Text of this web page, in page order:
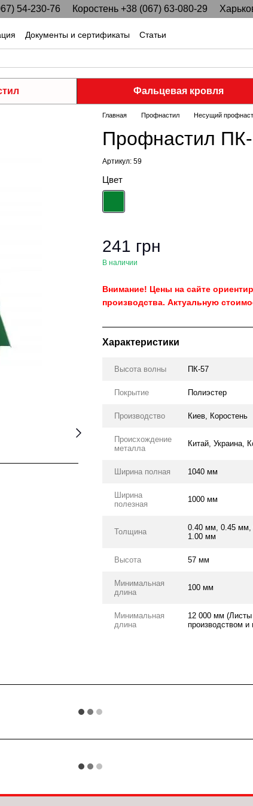
54-230-76 Коростень +38 (067) 63-080-29
Документы и сертификаты Статьи
Фальцевая кровля
Главная Профнастил Несущий
Профнастил
Артикул: 59
Цвет
241 грн
В наличии
Внимание! Цены на сайте
производства. Актуальную
Характеристики
Высота волны ПК-57
Покрытие Полиэстер
Производство Киев, Коростень
Происхождение
металла
Китай, Украина,
Ширина полная 1040 мм
Ширина
полезная
1000 мм
Толщина
0.40 мм, 0.45
1.00 мм
Высота 57 мм
Минимальная
длина
100 мм
Минимальная
длина
12 000 мм
производством и